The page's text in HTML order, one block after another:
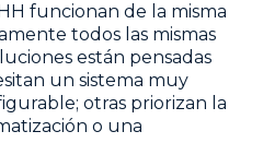
funcionan de la misma
todos las mismas
están pensadas
un sistema muy
otras priorizan la
o una